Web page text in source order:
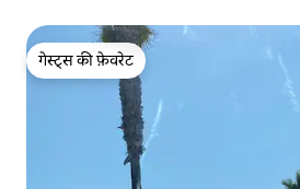
गेस्ट्स की फ़ेवरेट
गेस्ट्स की फ़ेवरेट